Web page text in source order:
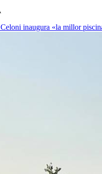
Celoni inaugura «la millor